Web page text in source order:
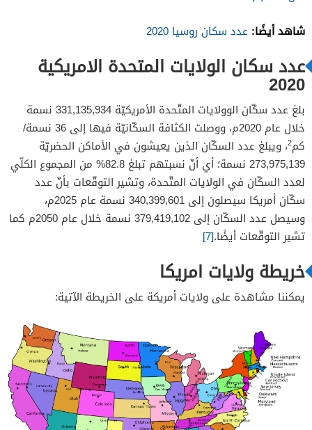
شاهد أيضًا: عدد سكان روسيا 2020
عدد سكان الولايات المتحدة الامريكية
2020
بلغ عدد سكّان الوولايات المتّحدة الأمريكيّة 331,135,934 نسمة
خلال عام 2020م، ووصلت الكثافة السكّانيّة فيها إلى 36 نسمة/
كم2، ويبلغ عدد السكّان الذين يعيشون في الأماكن الحضريّة
273,975,139 نسمة؛ أي أنّ نسبتهم تبلغ 82.8% من المجموع الكلّي
لعدد السكّان في الولايات المتّحدة، وتشير التوقّعات بأنّ عدد
سكّان أمريكا سيصلون إلى 340,399,601 نسمة عام 2025م،
وسيصل عدد السكّان إلى 379,419,102 نسمة خلال عام 2050م كما
تشير التوقّعات أيضًا.[7]
خريطة ولايات امريكا
يمكننا مشاهدة على ولايات أمريكة على الخريطة الآتية: